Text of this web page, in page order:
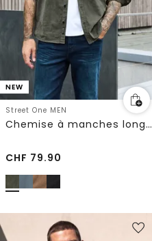
NEW
Street One MEN
Chemise à manches longues en velours côtelé uni
CHF 79.90